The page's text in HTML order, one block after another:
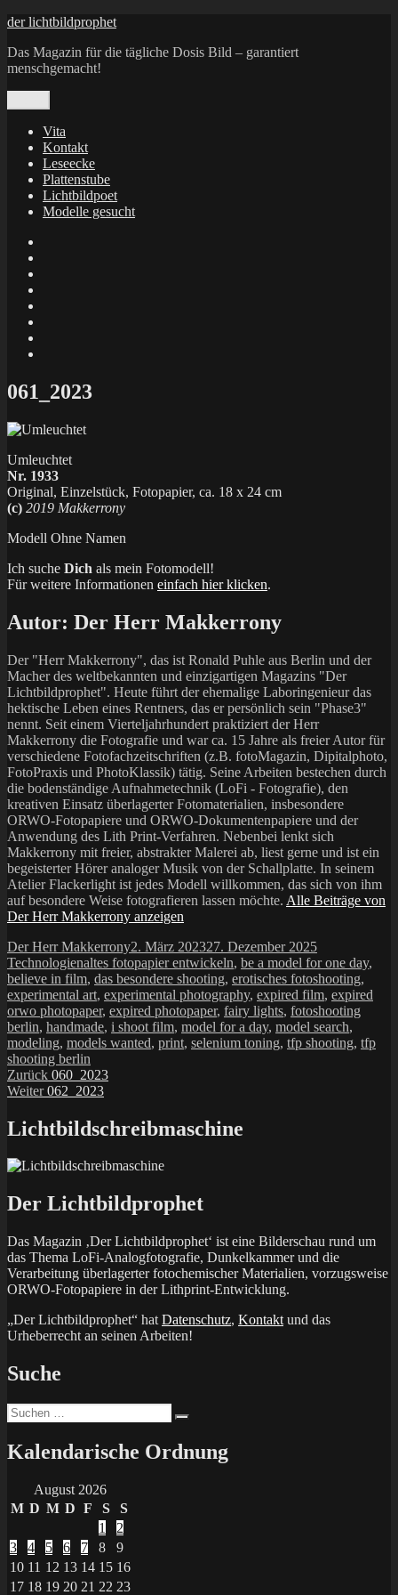
Zum
springen
der lichtbildprophet
Das Magazin für die tägliche Dosis Bild – garantiert
menschgemacht!
Vita
Kontakt
Leseecke
Plattenstube
Lichtbildpoet
Modelle gesucht
X
061_2023
Umleuchtet
Nr. 1933
Original, Einzelstück, Fotopapier, ca. 18 x 24 cm
(c) 2019 Makkerrony
Modell Ohne Namen
Ich suche Dich als mein Fotomodell!
Für weitere Informationen einfach hier klicken.
Autor: Der Herr Makkerrony
Der "Herr Makkerrony", das ist Ronald Puhle aus Berlin und der
Macher des weltbekannten und einzigartigen Magazins "Der
Lichtbildprophet". Heute führt der ehemalige Laboringenieur das
hektische Leben eines Rentners, das er persönlich sein "Phase3"
nennt. Seit einem Vierteljahrhundert praktiziert der Herr
Makkerrony die Fotografie und war ca. 15 Jahre als freier Autor für
verschiedene Fotofachzeitschriften (z.B. fotoMagazin, Dipitalphoto,
FotoPraxis und PhotoKlassik) tätig. Seine Arbeiten bestechen durch
die bodenständige Aufnahmetechnik (LoFi - Fotografie), den
kreativen Einsatz überlagerter Fotomaterialien, insbesondere
ORWO-Fotopapiere und ORWO-Dokumentenpapiere und der
Anwendung des Lith Print-Verfahren. Nebenbei lenkt sich
Makkerrony mit freier, abstrakter Malerei ab, liest gerne und ist ein
begeisterter Hörer analoger Musik von der Schallplatte. In seinem
Atelier Flackerlight ist jedes Modell willkommen, das sich von ihm
auf besondere Weise fotografieren lassen möchte. Alle Beiträge von
Der Herr Makkerrony anzeigen
Autor
Der Herr MakkerronyVeröffentlicht
am
2. März 202327. Dezember 2025Kategorien
TechnologienSchlagwörter
altes fotopapier entwickeln, be a model for one day,
believe in film, das besondere shooting, erotisches fotoshooting,
experimental art, experimental photography, expired film, expired
orwo photopaper, expired photopaper, fairy lights, fotoshooting
berlin, handmade, i shoot film, model for a day, model search,
modeling, models wanted, print, selenium toning, tfp shooting, tfp
shooting berlin
Beitragsnavigation
Zurück Vorheriger
Beitrag:
060_2023
Weiter Nächster
062_2023
Lichtbildschreibmaschine
Der Lichtbildprophet
Das Magazin ‚Der Lichtbildprophet‘ ist eine Bilderschau rund um
das Thema LoFi-Analogfotografie, Dunkelkammer und die
Verarbeitung überlagerter fotochemischer Materialien, vorzugsweise
ORWO-Fotopapiere in der Lithprint-Entwicklung.
„Der Lichtbildprophet“ hat Datenschutz, Kontakt und das
Urheberrecht an seinen Arbeiten!
Suche
Suchen
nach:
Kalendarische Ordnung
August 2026
M D M D F S
S
1
2
3
4 5 6 7 8
9
10 11 12 13 14 15 16
17 18 19 20 21 22 23